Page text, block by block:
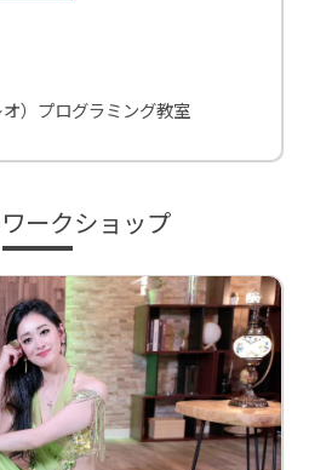
）プログラミング教室
ークショップ